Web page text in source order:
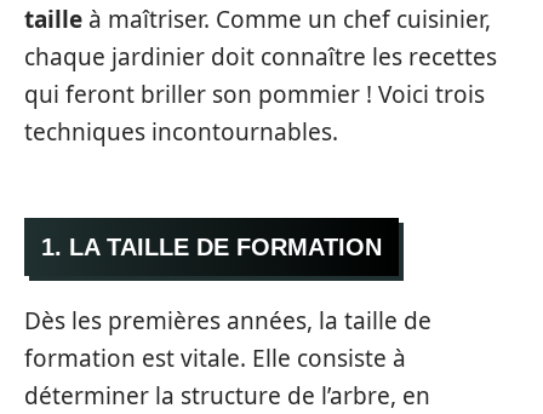
taille à maîtriser. Comme un chef cuisinier,
chaque jardinier doit connaître les recettes
qui feront briller son pommier ! Voici trois
techniques incontournables.
1. LA TAILLE DE FORMATION
Dès les premières années, la taille de
formation est vitale. Elle consiste à
déterminer la structure de l’arbre, en